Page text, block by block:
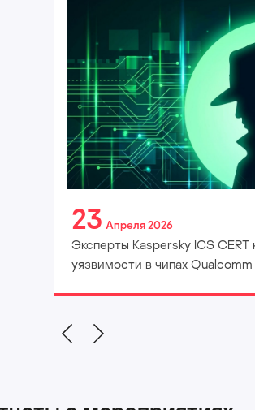
23 Апреля 2026
Эксперты Kaspersky ICS
уязвимости в чипах Qualcomm